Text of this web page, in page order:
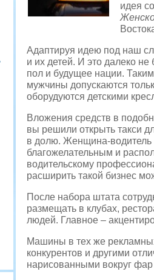
идея
Адаптируя идею под наш
и их детей. И это далеко
пол и будущее нации.
мужчины допускаются
оборудуются детскими
Вложения средств в
вы решили открыть такси
в долю. Женщина-водитель
благожелательным и
водительскому
расширить такой бизнес
После набора штата
размещать в клубах,
людей. Главное –
Машины в тех же
конкурентов и другими
нарисованными вокруг фар